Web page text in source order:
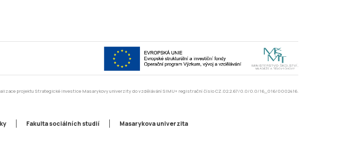
projektu Strategické investice Masarykovy univerzity do vzdělávání SIMU+ registrační číslo CZ.02.2.67/0.0/0.0/16_016/0002416.
Fakulta sociálních studií Masarykova univerzita